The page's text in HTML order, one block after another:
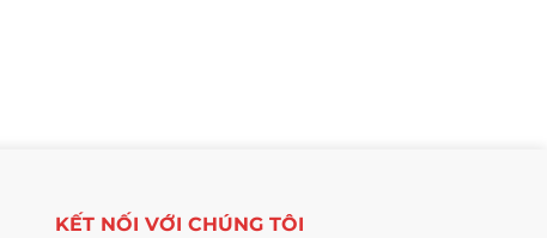
KẾT NỐI VỚI CHÚNG TÔI